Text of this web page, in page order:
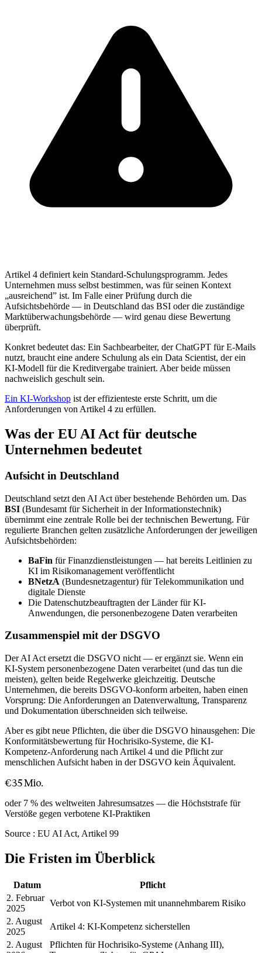
Artikel 4 definiert kein Standard-Schulungsprogramm. Jedes
Unternehmen muss selbst bestimmen, was für seinen Kontext
„ausreichend” ist. Im Falle einer Prüfung durch die
Aufsichtsbehörde — in Deutschland das BSI oder die zuständige
Marktüberwachungsbehörde — wird genau diese Bewertung
überprüft.
Konkret bedeutet das: Ein Sachbearbeiter, der ChatGPT für E-Mails
nutzt, braucht eine andere Schulung als ein Data Scientist, der ein
KI-Modell für die Kreditvergabe trainiert. Aber beide müssen
nachweislich geschult sein.
Ein KI-Workshop ist der effizienteste erste Schritt, um die
Anforderungen von Artikel 4 zu erfüllen.
Was der EU AI Act für deutsche
Unternehmen bedeutet
Aufsicht in Deutschland
Deutschland setzt den AI Act über bestehende Behörden um. Das
BSI (Bundesamt für Sicherheit in der Informationstechnik)
übernimmt eine zentrale Rolle bei der technischen Bewertung. Für
regulierte Branchen gelten zusätzliche Anforderungen der jeweiligen
Aufsichtsbehörden:
BaFin für Finanzdienstleistungen — hat bereits Leitlinien zu
KI im Risikomanagement veröffentlicht
BNetzA (Bundesnetzagentur) für Telekommunikation und
digitale Dienste
Die Datenschutzbeauftragten der Länder für KI-
Anwendungen, die personenbezogene Daten verarbeiten
Zusammenspiel mit der DSGVO
Der AI Act ersetzt die DSGVO nicht — er ergänzt sie. Wenn ein
KI-System personenbezogene Daten verarbeitet (und das tun die
meisten), gelten beide Regelwerke gleichzeitig. Deutsche
Unternehmen, die bereits DSGVO-konform arbeiten, haben einen
Vorsprung: Die Anforderungen an Datenverwaltung, Transparenz
und Dokumentation überschneiden sich teilweise.
Aber es gibt neue Pflichten, die über die DSGVO hinausgehen: Die
Konformitätsbewertung für Hochrisiko-Systeme, die KI-
Kompetenz-Anforderung nach Artikel 4 und die Pflicht zur
menschlichen Aufsicht haben in der DSGVO kein Äquivalent.
€35 Mio.
oder 7 % des weltweiten Jahresumsatzes — die Höchststrafe für
Verstöße gegen verbotene KI-Praktiken
Source : EU AI Act, Artikel 99
Die Fristen im Überblick
Datum
Pflicht
2. Februar
2025
Verbot von KI-Systemen mit unannehmbarem Risiko
2. August
2025
Artikel 4: KI-Kompetenz sicherstellen
2. August
Pflichten für Hochrisiko-Systeme (Anhang III),